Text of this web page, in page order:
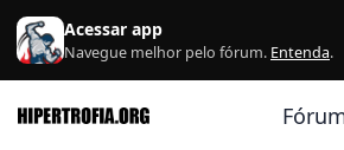
Ir para conteúdo
Acessar app
Navegue melhor pelo fórum. Entenda.